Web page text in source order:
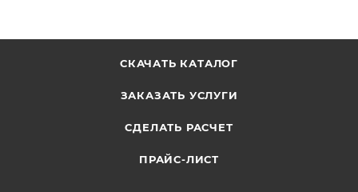
СКАЧАТЬ КАТАЛОГ
ЗАКАЗАТЬ УСЛУГИ
СДЕЛАТЬ РАСЧЕТ
ПРАЙС-ЛИСТ